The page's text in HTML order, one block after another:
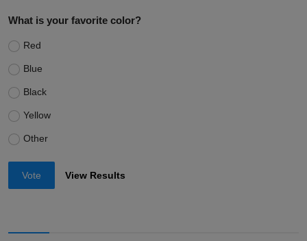
What is your favorite color?
Red
Blue
Black
Yellow
Other
Vote View Results